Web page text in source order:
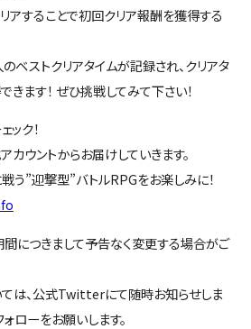
することで初回クリア報酬を獲得する
ベストクリアタイムが記録され、クリアタ
ます！ ぜひ挑戦してみて下さい！
ク！
ウントからお届けしていきます。
う”迎撃型”バトルRPGをお楽しみに！
につきまして予告なく変更する場合がご
は、公式Twitterにて随時お知らせしま
ローをお願いします。